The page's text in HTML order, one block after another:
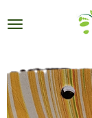
direct
hoofdinhoud